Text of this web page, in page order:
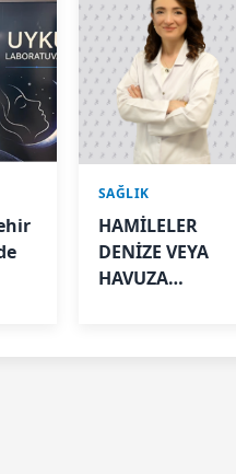
SAĞLIK
HAMİLELER
DENİZE VEYA
HAVUZA